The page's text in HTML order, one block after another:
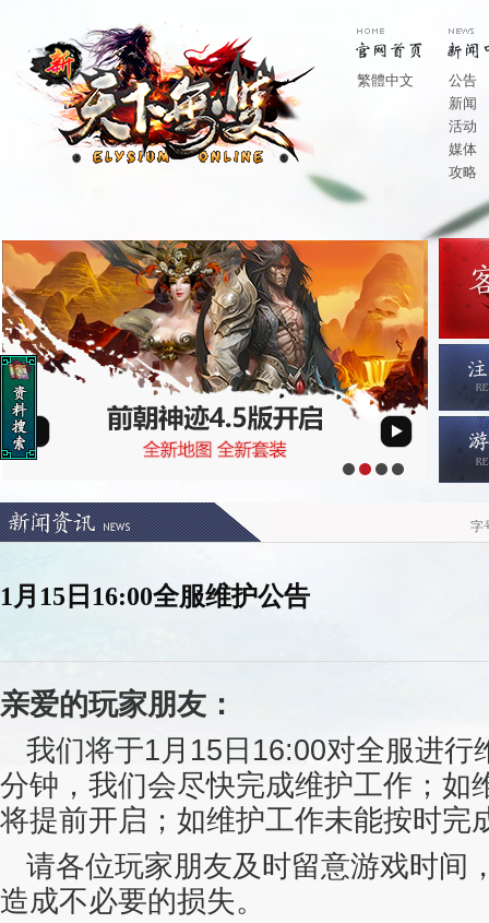
繁體中文
公告
新闻
活动
媒体
攻略
字
1月15日16:00全服维护公告
亲爱的玩家朋友：
我们将于1月15日16:00对全服进行
分钟，我们会尽快完成维护工作；如
将提前开启；如维护工作未能按时完
请各位玩家朋友及时留意游戏时间
造成不必要的损失。